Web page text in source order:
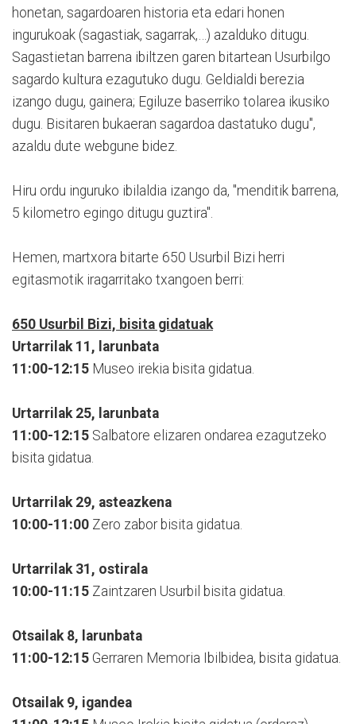
honetan, sagardoaren historia eta edari honen
ingurukoak (sagastiak, sagarrak,…) azalduko ditugu.
Sagastietan barrena ibiltzen garen bitartean Usurbilgo
sagardo kultura ezagutuko dugu. Geldialdi berezia
izango dugu, gainera; Egiluze baserriko tolarea ikusiko
dugu. Bisitaren bukaeran sagardoa dastatuko dugu",
azaldu dute webgune bidez.
Hiru ordu inguruko ibilaldia izango da, "menditik barrena,
5 kilometro egingo ditugu guztira".
Hemen, martxora bitarte 650 Usurbil Bizi herri
egitasmotik iragarritako txangoen berri:
650 Usurbil Bizi, bisita gidatuak
Urtarrilak 11, larunbata
11:00-12:15 Museo irekia bisita gidatua.
Urtarrilak 25, larunbata
11:00-12:15 Salbatore elizaren ondarea ezagutzeko
bisita gidatua.
Urtarrilak 29, asteazkena
10:00-11:00 Zero zabor bisita gidatua.
Urtarrilak 31, ostirala
10:00-11:15 Zaintzaren Usurbil bisita gidatua.
Otsailak 8, larunbata
11:00-12:15 Gerraren Memoria Ibilbidea, bisita gidatua.
Otsailak 9, igandea